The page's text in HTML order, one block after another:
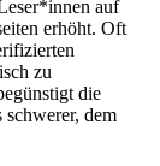
auf
erhöht. Oft
zu
die
dem